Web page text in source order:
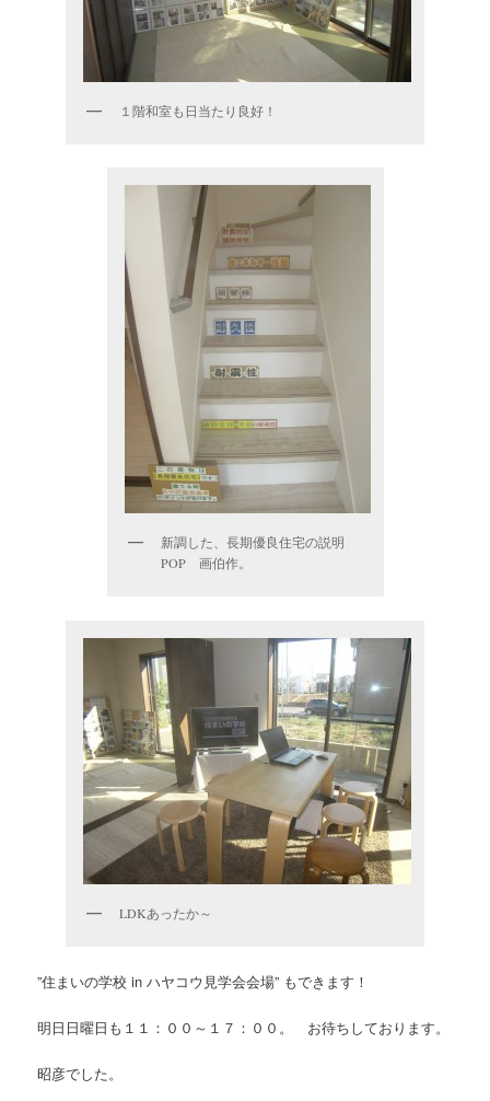
１階和室も日当たり良好！
新調した、長期優良住宅の説明
POP 画伯作。
LDKあったか～
”住まいの学校 in ハヤコウ見学会会場” もできます！
明日日曜日も１１：００～１７：００。 お待ちしております。
昭彦でした。